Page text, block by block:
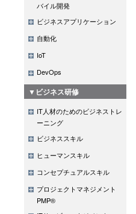
バイル開発
ビジネスアプリケーション
自動化
IoT
DevOps
▼ビジネス研修
IT人材のためのビジネストレ
ーニング
ビジネススキル
ヒューマンスキル
コンセプチュアルスキル
プロジェクトマネジメント
PMP®